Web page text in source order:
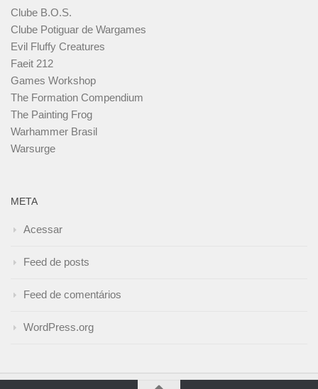
Clube B.O.S.
Clube Potiguar de Wargames
Evil Fluffy Creatures
Faeit 212
Games Workshop
The Formation Compendium
The Painting Frog
Warhammer Brasil
Warsurge
META
Acessar
Feed de posts
Feed de comentários
WordPress.org